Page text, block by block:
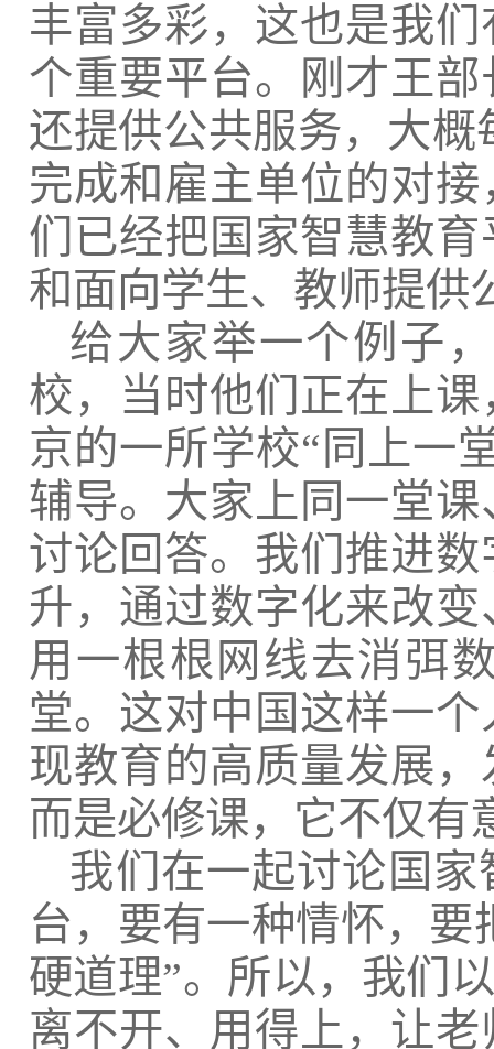
丰富多彩，这也是我
个重要平台。刚才王
还提供公共服务，大
完成和雇主单位的对
们已经把国家智慧教
和面向学生、教师提供
给大家举一个例子
校，当时他们正在上
京的一所学校“同上一
辅导。大家上同一堂
讨论回答。我们推进
升，通过数字化来改
用一根根网线去消弭
堂。这对中国这样一
现教育的高质量发展
而是必修课，它不仅有
我们在一起讨论国
台，要有一种情怀，要
硬道理”。所以，我们
离不开、用得上，让